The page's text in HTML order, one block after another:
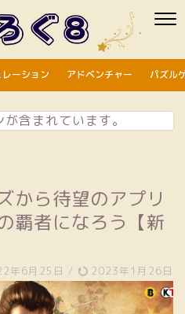
ーション アドベンチャー パズル
含まれています。
から待望のアプリ
覇者になろう【新
年6月25日 / 2023年1月26日